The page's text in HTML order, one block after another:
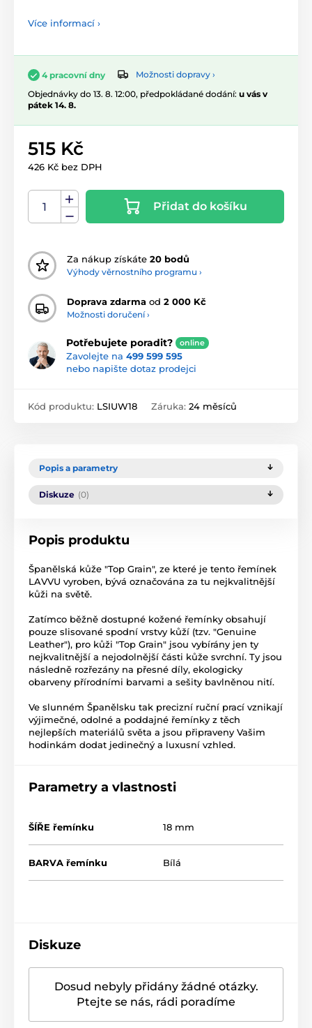
Více informací ›
4 pracovní dny
Možnosti dopravy ›
Objednávky do 13. 8. 12:00, předpokládané dodání: u vás v
pátek 14. 8.
515 Kč
426 Kč bez DPH
Přidat do košíku
Za nákup získáte 20 bodů
Výhody věrnostního programu ›
Doprava zdarma od 2 000 Kč
Možnosti doručení ›
Potřebujete poradit? online
Zavolejte na 499 599 595
nebo napište dotaz prodejci
Kód produktu: LSIUW18 Záruka: 24 měsíců
Popis a parametry
Diskuze (0)
Popis produktu
Španělská kůže "Top Grain", ze které je tento řemínek
LAVVU vyroben, bývá označována za tu nejkvalitnější
kůži na světě.
Zatímco běžně dostupné kožené řemínky obsahují
pouze slisované spodní vrstvy kůží (tzv. "Genuine
Leather"), pro kůži "Top Grain" jsou vybírány jen ty
nejkvalitnější a nejodolnější části kůže svrchní. Ty jsou
následně rozřezány na přesné díly, ekologicky
obarveny přírodními barvami a sešity bavlněnou nití.
Ve slunném Španělsku tak precizní ruční prací vznikají
výjimečné, odolné a poddajné řemínky z těch
nejlepších materiálů světa a jsou připraveny Vašim
hodinkám dodat jedinečný a luxusní vzhled.
Parametry a vlastnosti
ŠÍŘE řemínku 18 mm
BARVA řemínku Bílá
Diskuze
Dosud nebyly přidány žádné otázky.
Ptejte se nás, rádi poradíme